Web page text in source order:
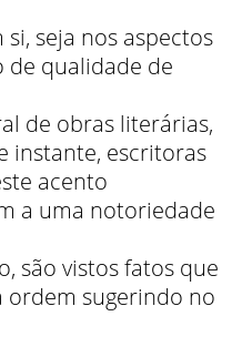
seja nos aspectos
de qualidade de
de obras literárias,
instante, escritoras
acento
a uma notoriedade
são vistos fatos que
sugerindo no